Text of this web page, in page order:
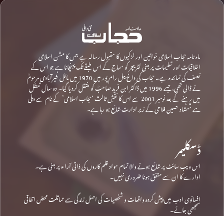
ماہ نامہ حجاب اسلامی خواتین اور لڑکیوں کا مقبول رسالہ ہے جس کا مشن اسلامی
اخلاقیات اور تعلیمات پر مبنی لٹریچر کو سماج کے اس طبقے تک پہنچانا ہے جو اس کے
نصف کی نمائندہ ہے۔ حجاب کی داغ بیل رام پور میں 1970 میں مائل خیرآبادی مرحومؒ
نے ڈالی تھی، جسے 1996 میں ڈاکٹر ابن فرید صاحبؒ کو منتقل کردیا گیا۔ دو سال تعطل
میں رہنے کے بعد نومبر 2003 سے اس کا نقشِ ثالث ‘حجاب اسلامی’ کے نام سے دہلی
سے شمشاد حسین فلاحی کے زیرِ ادارت شائع ہو رہا ہے۔
ڈسکلیمر
اس ویب سائٹ پر شائع ہونے والا تمام مواد قلم کاروں کی ذاتی آراء پر مبنی ہے۔
ادارے کا ان سے متفق ہونا ضروری نہیں۔
افسانوی ادب میں پیش کردہ واقعات و شخصیات کی اصل زندگی سے مماثلت محض اتفاقی
سمجھی جائے۔